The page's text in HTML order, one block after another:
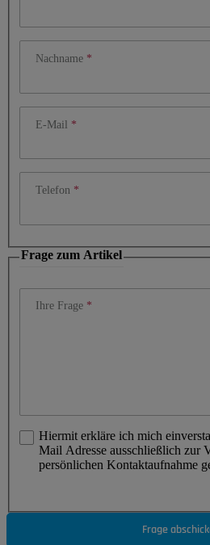
Nachname
E-Mail
Telefon
Frage zum Artikel
Ihre Frage
Hiermit erkläre ich mich
Mail Adresse ausschließlich zur
persönlichen Kontaktaufnahme
Frage